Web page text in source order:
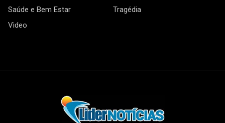
Saúde e Bem Estar
Tragédia
Video